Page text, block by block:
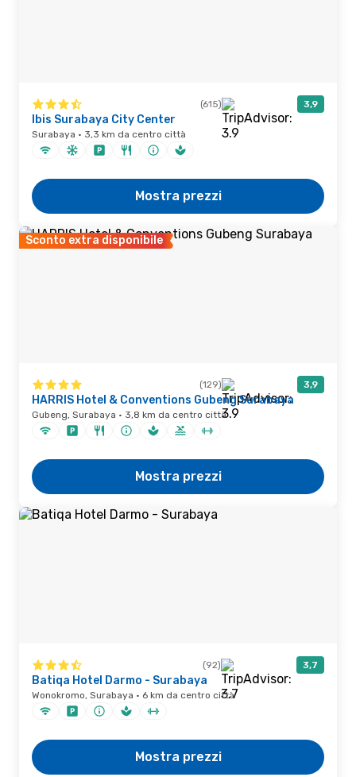
(615) 3,9
Ibis Surabaya City Center
Surabaya · 3,3 km da centro città
Mostra prezzi
Sconto extra disponibile
(129) 3,9
HARRIS Hotel & Conventions Gubeng Surabaya
Gubeng, Surabaya · 3,8 km da centro città
Mostra prezzi
(92) 3,7
Batiqa Hotel Darmo - Surabaya
Wonokromo, Surabaya · 6 km da centro città
Mostra prezzi